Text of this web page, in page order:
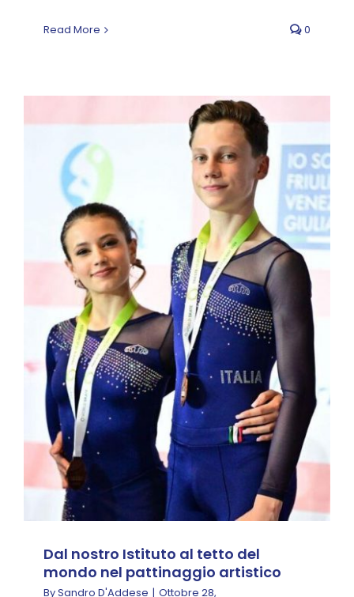
Read More 0
Dal nostro Istituto al
tetto del mondo nel
pattinaggio artistico
News
Dal nostro Istituto al tetto del
mondo nel pattinaggio artistico
BySandro D'Addese | Ottobre 28,